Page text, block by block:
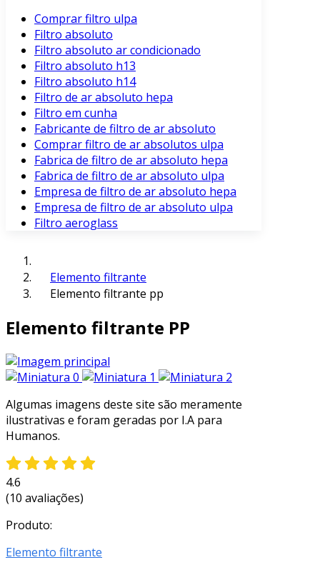
Comprar filtro ulpa
Filtro absoluto
Filtro absoluto ar condicionado
Filtro absoluto h13
Filtro absoluto h14
Filtro de ar absoluto hepa
Filtro em cunha
Fabricante de filtro de ar absoluto
Comprar filtro de ar absolutos ulpa
Fabrica de filtro de ar absoluto hepa
Fabrica de filtro de ar absoluto ulpa
Empresa de filtro de ar absoluto hepa
Empresa de filtro de ar absoluto ulpa
Filtro aeroglass
Elemento filtrante
Elemento filtrante pp
Elemento filtrante PP
Algumas imagens deste site são meramente
ilustrativas e foram geradas por I.A para
Humanos.
4.6
(10 avaliações)
Produto:
Elemento filtrante